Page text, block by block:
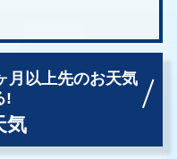
月以上先のお天気
!
気